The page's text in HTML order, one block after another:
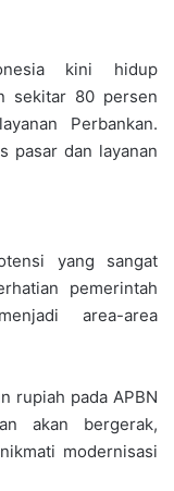
kini hidup
sekitar 80 persen
Perbankan.
pasar dan layanan
yang sangat
pemerintah
area-area
rupiah pada APBN
akan bergerak,
modernisasi